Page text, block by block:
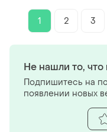
1 2 3
Не нашли то, что
Подпишитесь на
появлении новых